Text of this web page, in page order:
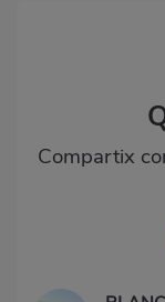
Compartix